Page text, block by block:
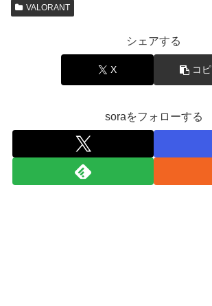
VALORANT
シェアする
X コ
soraをフォローする